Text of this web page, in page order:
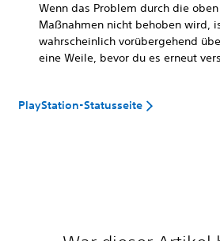
Wenn das Problem durch die
Maßnahmen nicht behoben wird,
wahrscheinlich vorübergehend
eine Weile, bevor du es erneut
PlayStation-Statusseite